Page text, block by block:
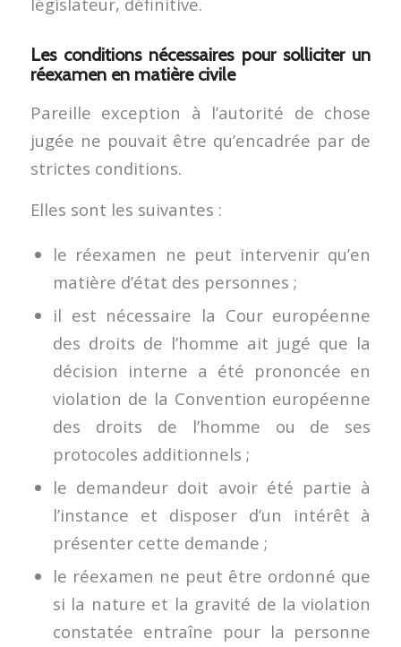
Les conditions nécessaires pour solliciter un
réexamen en matière civile
Pareille exception à l’autorité de chose
jugée ne pouvait être qu’encadrée par de
strictes conditions.
Elles sont les suivantes :
le réexamen ne peut intervenir qu’en
matière d’état des personnes ;
il est nécessaire la Cour européenne
des droits de l’homme ait jugé que la
décision interne a été prononcée en
violation de la Convention européenne
des droits de l’homme ou de ses
protocoles additionnels ;
le demandeur doit avoir été partie à
l’instance et disposer d’un intérêt à
présenter cette demande ;
le réexamen ne peut être ordonné que
si la nature et la gravité de la violation
constatée entraîne pour la personne